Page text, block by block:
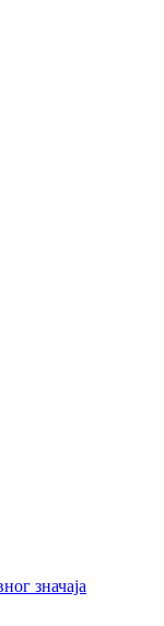
значаја